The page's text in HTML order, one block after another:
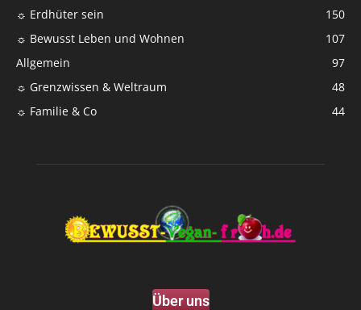
☼ Erdhüter sein
150
☼ Bewusst Leben und Wohnen
107
Allgemein
97
☼ Grenzwissen & Weltraum
48
☼ Familie & Co
44
Über uns